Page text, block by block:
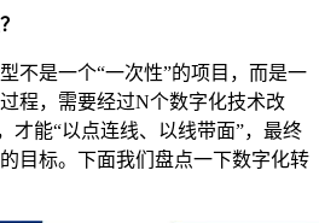
不是一个“一次性”的项目，而是一
程，需要经过N个数字化技术改
才能“以点连线、以线带面”，最终
目标。下面我们盘点一下数字化转